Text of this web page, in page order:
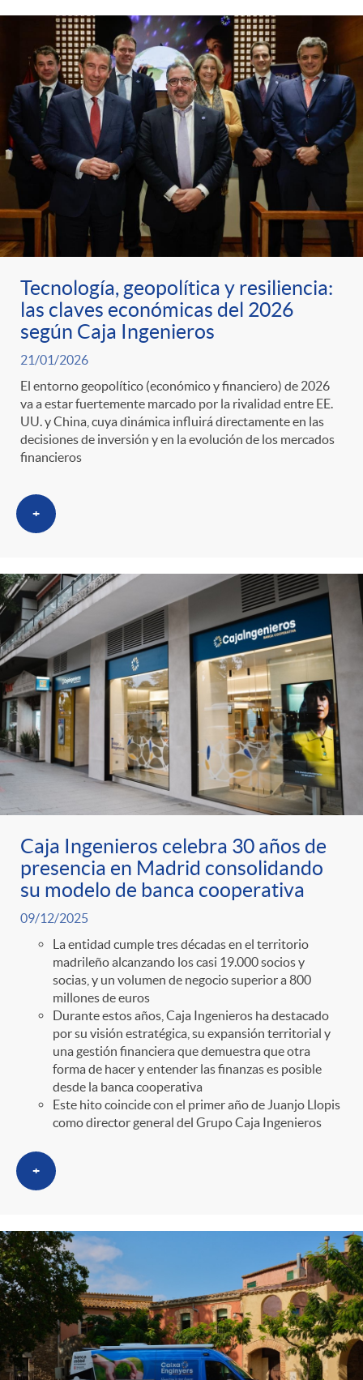
Tecnología, geopolítica y resiliencia:
las claves económicas del 2026
según Caja Ingenieros
21/01/2026
El entorno geopolítico (económico y financiero) de 2026
va a estar fuertemente marcado por la rivalidad entre EE.
UU. y China, cuya dinámica influirá directamente en las
decisiones de inversión y en la evolución de los mercados
financieros
+
Caja Ingenieros celebra 30 años de
presencia en Madrid consolidando
su modelo de banca cooperativa
09/12/2025
La entidad cumple tres décadas en el territorio
madrileño alcanzando los casi 19.000 socios y
socias, y un volumen de negocio superior a 800
millones de euros
Durante estos años, Caja Ingenieros ha destacado
por su visión estratégica, su expansión territorial y
una gestión financiera que demuestra que otra
forma de hacer y entender las finanzas es posible
desde la banca cooperativa
Este hito coincide con el primer año de Juanjo Llopis
como director general del Grupo Caja Ingenieros
+